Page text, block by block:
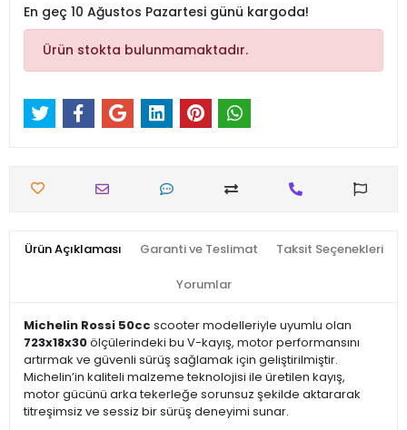
En geç 10 Ağustos Pazartesi günü kargoda!
Ürün stokta bulunmamaktadır.
Ürün Açıklaması Garanti ve Teslimat Taksit Seçenekleri
Yorumlar
Michelin Rossi 50cc scooter modelleriyle uyumlu olan
723x18x30ölçülerindeki bu V-kayış, motor performansını
artırmak ve güvenli sürüş sağlamak için geliştirilmiştir.
Michelin’in kaliteli malzeme teknolojisi ile üretilen kayış,
motor gücünü arka tekerleğe sorunsuz şekilde aktararak
titreşimsiz ve sessiz bir sürüş deneyimi sunar.